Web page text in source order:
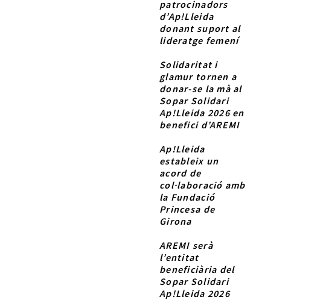
patrocinadors
d’Ap!Lleida
donant suport al
lideratge femení
Solidaritat i
glamur tornen a
donar-se la mà al
Sopar Solidari
Ap!Lleida 2026 en
benefici d’AREMI
Ap!Lleida
estableix un
acord de
col·laboració amb
la Fundació
Princesa de
Girona
AREMI serà
l’entitat
beneficiària del
Sopar Solidari
Ap!Lleida 2026